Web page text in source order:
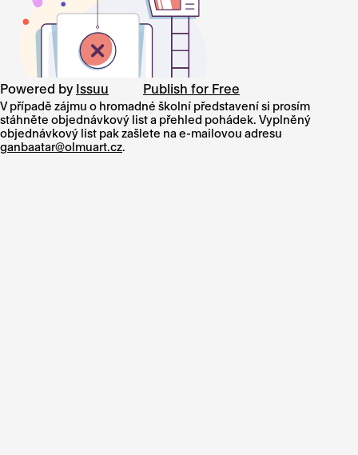
Powered by Issuu Publish for Free
V případě zájmu o hromadné školní představení si prosím
stáhněte objednávkový list a přehled pohádek. Vyplněný
objednávkový list pak zašlete na e-mailovou adresu
ganbaatar@olmuart.cz.